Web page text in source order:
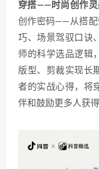
穿搭——时尚创作灵
创作密码——从搭配
巧、场景驾驭口诀
师的科学选品逻辑
版型、剪裁实现长
者的实战心得，将
伴和鼓励更多人获